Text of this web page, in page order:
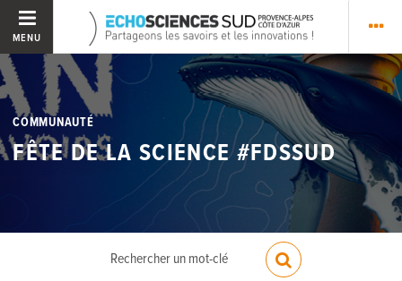
MENU
COMMUNAUTÉ
FÊTE DE LA SCIENCE #FDSSUD